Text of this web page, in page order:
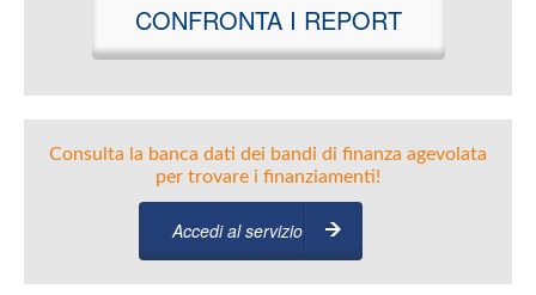
CONFRONTA I REPORT
Consulta la banca dati dei bandi di finanza agevolata
per trovare i finanziamenti!
Accedi al servizio